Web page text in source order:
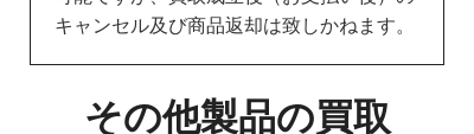
キャンセル及び商品返却は致しかねます。
その他製品の買取